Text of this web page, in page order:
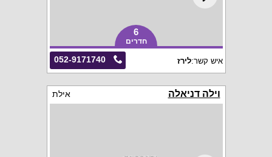
6
חדרים
052-9171740 איש קשר:לירז
וילה דניאלה אילת